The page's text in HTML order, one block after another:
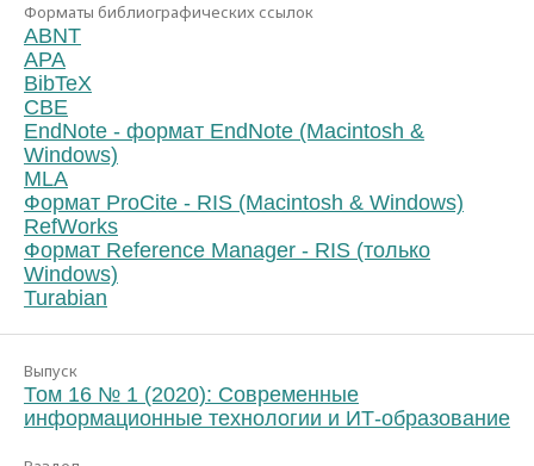
Форматы библиографических ссылок
ABNT
APA
BibTeX
CBE
EndNote - формат EndNote (Macintosh &
Windows)
MLA
Формат ProCite - RIS (Macintosh & Windows)
RefWorks
Формат Reference Manager - RIS (только
Windows)
Turabian
Выпуск
Том 16 № 1 (2020): Современные
информационные технологии и ИТ-образование